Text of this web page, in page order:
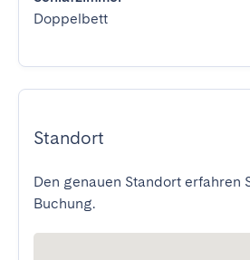
Doppelbett
Standort
Den genauen Standort erfahren
Buchung.